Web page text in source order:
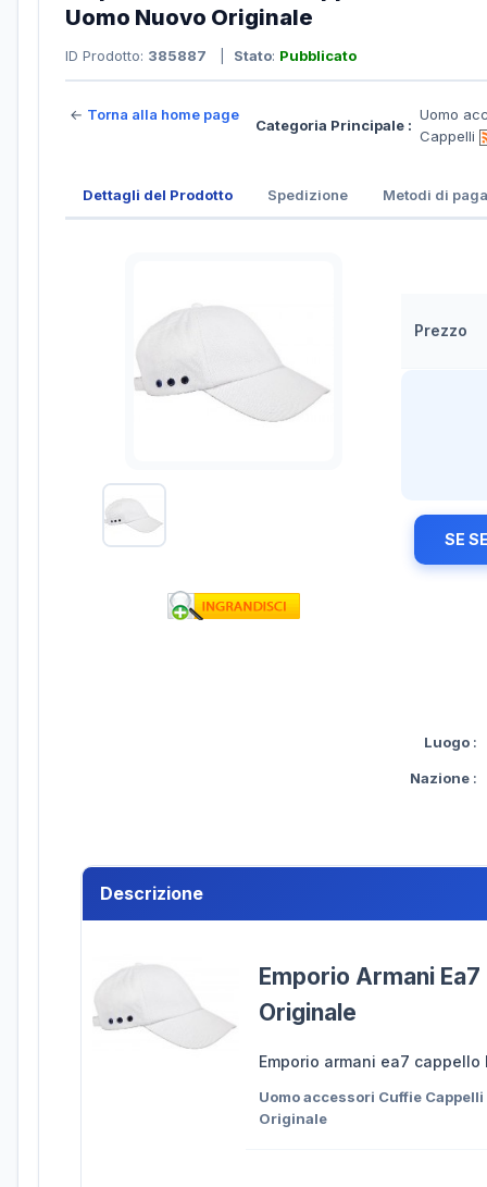
Uomo Nuovo Originale
ID Prodotto: 385887 Stato: Pubblicato
← Torna alla home page
Categoria Principale :
Uomo
Cappelli
Dettagli del Prodotto Spedizione Metodi di
Prezzo
SE
Luogo :
Nazione :
Descrizione
Emporio Armani
Originale
Emporio armani ea7
Uomo accessori Cuffie Cappelli
Originale